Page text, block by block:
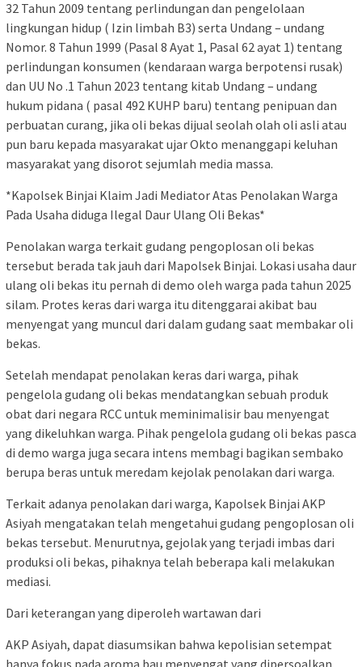
32 Tahun 2009 tentang perlindungan dan pengelolaan
lingkungan hidup ( Izin limbah B3) serta Undang – undang
Nomor. 8 Tahun 1999 (Pasal 8 Ayat 1, Pasal 62 ayat 1) tentang
perlindungan konsumen (kendaraan warga berpotensi rusak)
dan UU No .1 Tahun 2023 tentang kitab Undang – undang
hukum pidana ( pasal 492 KUHP baru) tentang penipuan dan
perbuatan curang, jika oli bekas dijual seolah olah oli asli atau
pun baru kepada masyarakat ujar Okto menanggapi keluhan
masyarakat yang disorot sejumlah media massa.
*Kapolsek Binjai Klaim Jadi Mediator Atas Penolakan Warga
Pada Usaha diduga Ilegal Daur Ulang Oli Bekas*
Penolakan warga terkait gudang pengoplosan oli bekas
tersebut berada tak jauh dari Mapolsek Binjai. Lokasi usaha daur
ulang oli bekas itu pernah di demo oleh warga pada tahun 2025
silam. Protes keras dari warga itu ditenggarai akibat bau
menyengat yang muncul dari dalam gudang saat membakar oli
bekas.
Setelah mendapat penolakan keras dari warga, pihak
pengelola gudang oli bekas mendatangkan sebuah produk
obat dari negara RCC untuk meminimalisir bau menyengat
yang dikeluhkan warga. Pihak pengelola gudang oli bekas pasca
di demo warga juga secara intens membagi bagikan sembako
berupa beras untuk meredam kejolak penolakan dari warga.
Terkait adanya penolakan dari warga, Kapolsek Binjai AKP
Asiyah mengatakan telah mengetahui gudang pengoplosan oli
bekas tersebut. Menurutnya, gejolak yang terjadi imbas dari
produksi oli bekas, pihaknya telah beberapa kali melakukan
mediasi.
Dari keterangan yang diperoleh wartawan dari
AKP Asiyah, dapat diasumsikan bahwa kepolisian setempat